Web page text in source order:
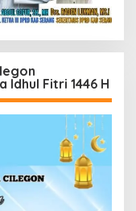
Idhul Fitri 1446 H